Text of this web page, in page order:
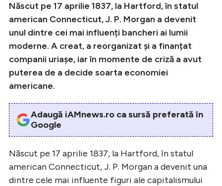
Născut pe 17 aprilie 1837, la Hartford, în statul
american Connecticut, J. P. Morgan a devenit
unul dintre cei mai influenți bancheri ai lumii
moderne. A creat, a reorganizat și a finanțat
companii uriașe, iar în momente de criză a avut
puterea de a decide soarta economiei
americane.
Adaugă iAMnews.ro ca sursă preferată în
Google
Născut pe 17 aprilie 1837, la Hartford, în statul
american Connecticut, J. P. Morgan a devenit una
dintre cele mai influente figuri ale capitalismului